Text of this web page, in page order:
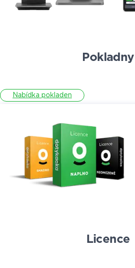
Pokladny
Nabídka pokladen
Licence